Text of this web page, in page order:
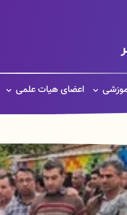
اعضای هیات علمی